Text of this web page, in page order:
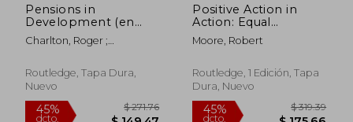
dcto. $ 47.42 dcto. $
Pensions in
Development (en
Inglés)
Charlton, Roger ;
Routledge, Tapa Dura,
Nuevo
Positive Action in
Action: Equal
Opportunities and
Declining
Merseyside (en
Inglés)
Moore, Robert
Routledge, 1 Edición, Tapa
Dura, Nuevo